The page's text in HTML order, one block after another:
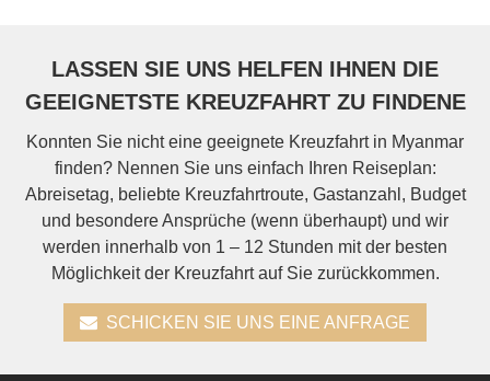
LASSEN SIE UNS HELFEN IHNEN DIE
GEEIGNETSTE KREUZFAHRT ZU FINDENE
Konnten Sie nicht eine geeignete Kreuzfahrt in Myanmar
finden? Nennen Sie uns einfach Ihren Reiseplan:
Abreisetag, beliebte Kreuzfahrtroute, Gastanzahl, Budget
und besondere Ansprüche (wenn überhaupt) und wir
werden innerhalb von 1 – 12 Stunden mit der besten
Möglichkeit der Kreuzfahrt auf Sie zurückkommen.
SCHICKEN SIE UNS EINE ANFRAGE